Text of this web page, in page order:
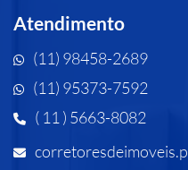
Atendimento
(11) 98458-2689
(11) 95373-7592
( 11 ) 5663-8082